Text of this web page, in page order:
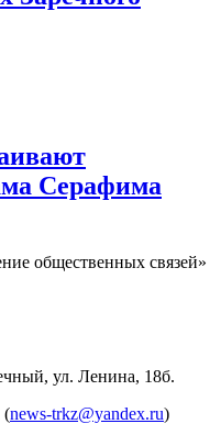
Серафима
общественных связей»
ул. Ленина, 18б.
(news-trkz@yandex.ru)